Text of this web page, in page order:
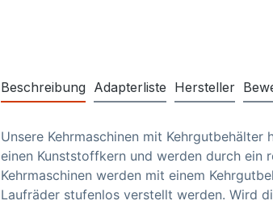
Beschreibung Adapterliste Hersteller
Unsere Kehrmaschinen mit
einen Kunststoffkern und werden durch ein
Kehrmaschinen werden mit einem
Laufräder stufenlos verstellt werden. Wird